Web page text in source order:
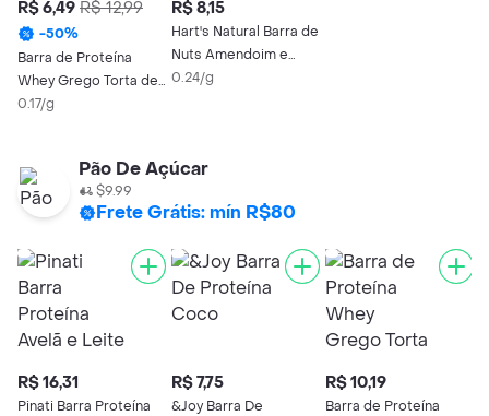
R$ 6,49 R$ 12,99
-50%
Barra de Proteína
Whey Grego Torta de
Limão Nutrata 40g
0.17/g
R$ 8,15
Hart's Natural Barra de
Nuts Amendoim e
Chocolate
0.24/g
Pão De Açúcar
$9.99
Frete Grátis: mín R$80
R$ 16,31
Pinati Barra Proteína
R$ 7,75
&Joy Barra De
R$ 10,19
Barra de Proteína